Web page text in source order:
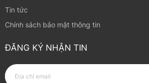
Tin tức
Chính sách bảo mật thông tin
ĐĂNG KÝ NHẬN TIN